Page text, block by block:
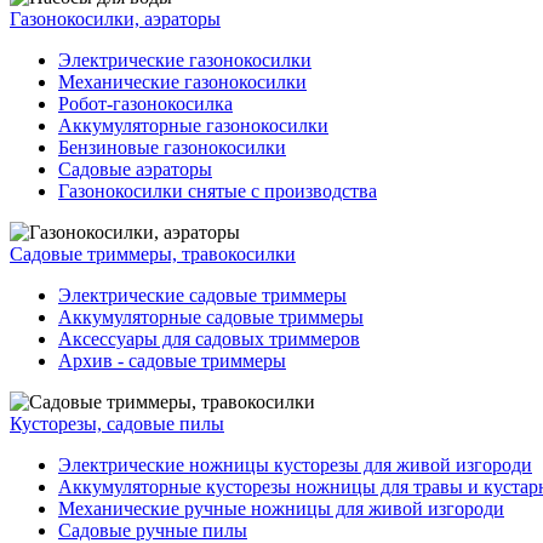
Газонокосилки, аэраторы
Электрические газонокосилки
Механические газонокосилки
Робот-газонокосилка
Аккумуляторные газонокосилки
Бензиновые газонокосилки
Садовые аэраторы
Газонокосилки снятые с производства
Садовые триммеры, травокосилки
Электрические садовые триммеры
Аккумуляторные садовые триммеры
Аксессуары для садовых триммеров
Архив - садовые триммеры
Кусторезы, садовые пилы
Электрические ножницы кусторезы для живой изгороди
Аккумуляторные кусторезы ножницы для травы и
Механические ручные ножницы для живой изгороди
Садовые ручные пилы